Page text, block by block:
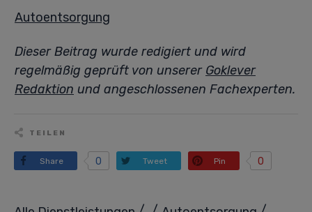
Autoentsorgung
Dieser Beitrag wurde redigiert und wird
regelmäßig geprüft von unserer Goklever
Redaktion und angeschlossenen Fachexperten.
TEILEN
Share 0 Tweet Pin 0